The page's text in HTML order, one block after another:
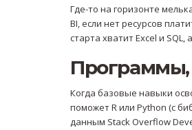
Где-то на горизонте
BI, если нет ресурсов
старта хватит Excel и
Программы,
Когда базовые навыки
поможет R или Python (с
данным Stack Overflow